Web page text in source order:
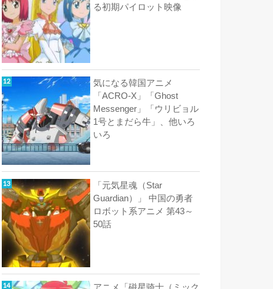
る初期パイロット映像
気になる韓国アニメ
「ACRO-X」「Ghost
Messenger」「ウリビョル
1号とまだら牛」、他いろ
いろ
「元気星魂（Star
Guardian）」 中国の勇者
ロボット系アニメ 第43～
50話
アニメ「磁星骑士（ミック